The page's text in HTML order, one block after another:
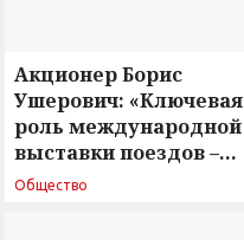
Акционер Борис
Ушерович: «Ключевая
роль международной
выставки поездов –
поиск ответов на
Общество